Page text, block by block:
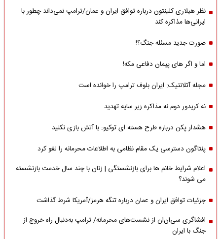
نظر هیلاری کلینتون درباره توافق ایران و عمان/ترامپ نمی‌داند چطور با
ایرانی‌ها مذاکره کند
صورت جدید مسئله جنگ؟!
اما و اگر های پیمان دفاعی مکه!
مجله آتلانتیک: ایران بلوف ترامپ را خوانده است
نه کریدور دوم نه مذاکره زیر سایه تهدید
هشدار پکن درباره طرح هسته ای توکیو: با آتش بازی نکنید
پنتاگون دسترسی یک مقام نظامی به اطلاعات محرمانه را لغو کرد
اعلام شرایط خانم ها برای بازنشستگی | زنان با چند سال خدمت بازنشسته
می شوند؟
جزئیات توافق ایران و عمان درباره تنگه هرمز/آمریکا شرط گذاشت
افشاگری سی‌ان‌ان از نشست‌های محرمانه/ ترامپ به‌دنبال راه خروج از
جنگ با ایران